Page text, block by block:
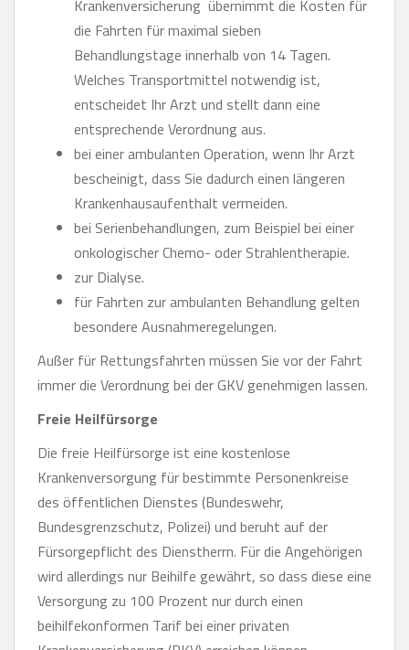
Krankenversicherung übernimmt die Kosten für
die Fahrten für maximal sieben
Behandlungstage innerhalb von 14 Tagen.
Welches Transportmittel notwendig ist,
entscheidet Ihr Arzt und stellt dann eine
entsprechende Verordnung aus.
bei einer ambulanten Operation, wenn Ihr Arzt
bescheinigt, dass Sie dadurch einen längeren
Krankenhausaufenthalt vermeiden.
bei Serienbehandlungen, zum Beispiel bei einer
onkologischer Chemo- oder Strahlentherapie.
zur Dialyse.
für Fahrten zur ambulanten Behandlung gelten
besondere Ausnahmeregelungen.
Außer für Rettungsfahrten müssen Sie vor der Fahrt
immer die Verordnung bei der GKV genehmigen lassen.
Freie Heilfürsorge
Die freie Heilfürsorge ist eine kostenlose
Krankenversorgung für bestimmte Personenkreise
des öffentlichen Dienstes (Bundeswehr,
Bundesgrenzschutz, Polizei) und beruht auf der
Fürsorgepflicht des Dienstherrn. Für die Angehörigen
wird allerdings nur Beihilfe gewährt, so dass diese eine
Versorgung zu 100 Prozent nur durch einen
beihilfekonformen Tarif bei einer privaten